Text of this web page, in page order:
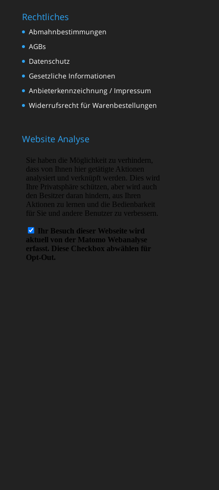
Rechtliches
Abmahnbestimmungen
AGBs
Datenschutz
Gesetzliche Informationen
Anbieterkennzeichnung / Impressum
Widerrufsrecht für Warenbestellungen
Website Analyse